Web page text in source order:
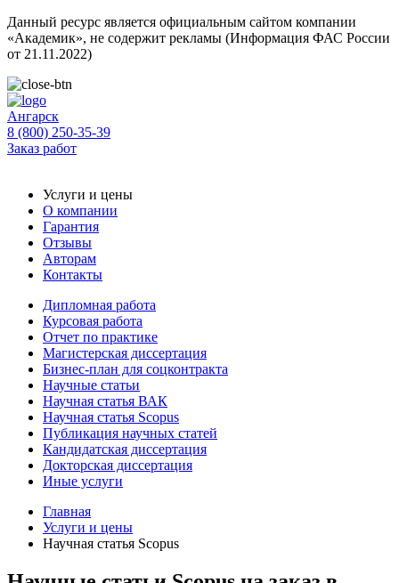
Данный ресурс является официальным сайтом компании
«Академик», не содержит рекламы (Информация ФАС России
от 21.11.2022)
Ангарск
8 (800) 250-35-39
Заказ работ
Услуги и цены
О компании
Гарантия
Отзывы
Авторам
Контакты
Дипломная работа
Курсовая работа
Отчет по практике
Магистерская диссертация
Бизнес-план для соцконтракта
Научные статьи
Научная статья ВАК
Научная статья Scopus
Публикация научных статей
Кандидатская диссертация
Докторская диссертация
Иные услуги
Главная
Услуги и цены
Научная статья Scopus